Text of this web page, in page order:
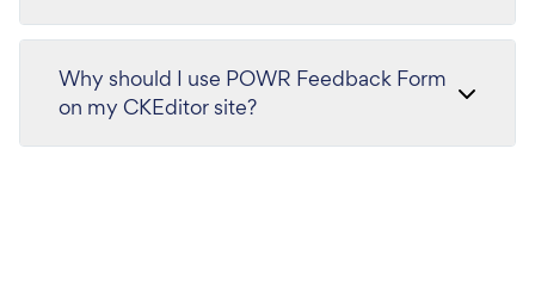
Why should I use POWR Feedback Form
on my CKEditor site?